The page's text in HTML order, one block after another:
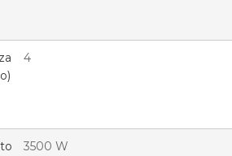
4
3500 W